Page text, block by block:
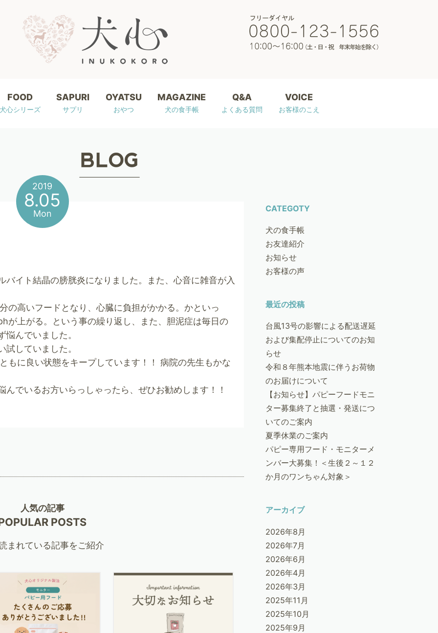
FOOD
心シリーズ
SAPURI
サプリ
OYATSU
おやつ
MAGAZINE
犬の食手帳
Q&A
よくある質問
VOICE
お客様のこえ
2019
8.05
Mon
バイト結晶の膀胱炎になりました。また、心音に雑音が入
の高いフードとなり、心臓に負担がかかる。かといっ
が上がる。という事の繰り返し、また、胆泥症は毎日の
んでいました。
していました。
もに良い状態をキープしています！！ 病院の先生もかな
でいるお方いらっしゃったら、ぜひお勧めします！！
人気の記事
POSTS
まれている記事をご紹介
CATEGOTY
犬の食手帳
お友達紹介
お知らせ
お客様の声
最近の投稿
台風13号の影響による配送遅延
および集配停止についてのお知
らせ
令和８年熊本地震に伴うお荷物
のお届けについて
【お知らせ】パピーフードモニ
ター募集終了と抽選・発送につ
いてのご案内
夏季休業のご案内
パピー専用フード・モニターメ
ンバー大募集！＜生後２～１２
か月のワンちゃん対象＞
アーカイブ
2026年8月
2026年7月
2026年6月
2026年4月
2026年3月
2025年11月
2025年10月
2025年9月